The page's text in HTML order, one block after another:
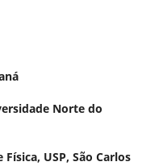
Norte do
USP, São Carlos